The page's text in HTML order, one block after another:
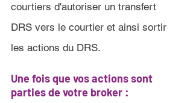
courtiers d'autoriser un transfert
DRS vers le courtier et ainsi sortir
les actions du DRS.
Une fois que vos actions sont
parties de votre broker :